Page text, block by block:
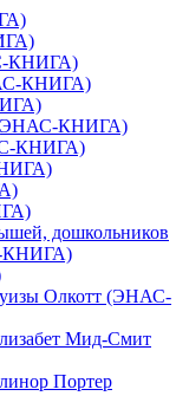
КНИГА)
КНИГА)
(ЭНАС-КНИГА)
КНИГА)
дошкольников
КНИГА)
Олкотт (ЭНАС-
Мид-Смит
Портер